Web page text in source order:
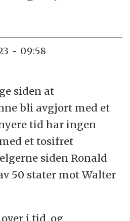
- 09:58
siden at
bli avgjort med et
tid har ingen
et tosifret
siden Ronald
50 stater mot Walter
i tid, og